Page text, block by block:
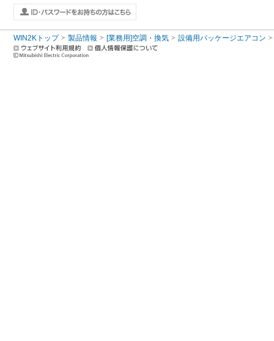
WIN2Kトップ 製品情報 [業務用]空調・換気 設備用パッケージエアコン